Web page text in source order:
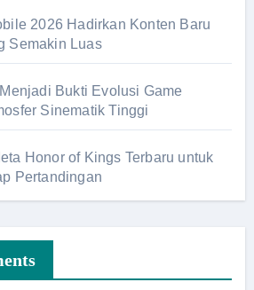
2026 Hadirkan Konten Baru
Semakin Luas
Bukti Evolusi Game
Sinematik Tinggi
Honor of Kings Terbaru untuk
Pertandingan